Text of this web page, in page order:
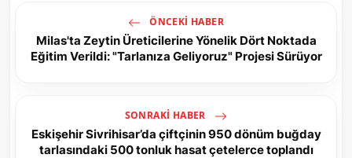
ÖNCEKI HABER
Milas'ta Zeytin Üreticilerine Yönelik Dört Noktada
Eğitim Verildi: "Tarlanıza Geliyoruz" Projesi Sürüyor
SONRAKI HABER
Eskişehir Sivrihisar’da çiftçinin 950 dönüm buğday
tarlasındaki 500 tonluk hasat çetelerce toplandı